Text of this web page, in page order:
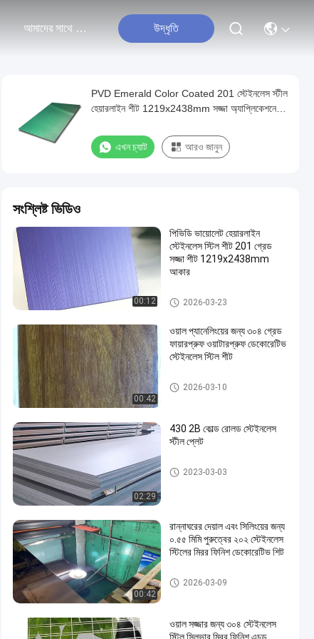
আমাদের সাথে যোগাযোগ করুন উদ্ধৃতি
PVD Emerald Color Coated 201 স্টেইনলেস স্টীল
হেয়ারলাইন শীট 1219x2438mm সজ্জা অ্যাপ্লিকেশনের
এখন চ্যাট আরও জানুন
সংশ্লিষ্ট ভিডিও
00:12
পিভিডি ভায়োলেট হেয়ারলাইন
স্টেইনলেস স্টিল শীট 201 গ্রেড
সজ্জা শীট 1219x2438mm
আকার
হেয়ারলাইন স্টেইনলেস স্টীল শীট
2026-03-23
00:42
ওয়াল প্যানেলিংয়ের জন্য ৩০৪ গ্রেড
ফায়ারপ্রুফ ওয়াটারপ্রুফ ডেকোরেটিভ
স্টেইনলেস স্টিল শীট
আলংকারিক স্টেইনলেস স্টীল শীট
2026-03-10
02:29
430 2B কোল্ড রোলড স্টেইনলেস
স্টীল প্লেট
কোল্ড রোল্ড স্টেইনলেস স্টীল প্লেট
2023-03-03
00:42
রান্নাঘরের দেয়াল এবং সিলিংয়ের জন্য
০.৫৫ মিমি পুরুত্বের ২০২ স্টেইনলেস
স্টিলের মিরর ফিনিশ ডেকোরেটিভ শিট
আলংকারিক স্টেইনলেস স্টীল শীট
2026-03-09
ওয়াল সজ্জার জন্য ৩০৪ স্টেইনলেস